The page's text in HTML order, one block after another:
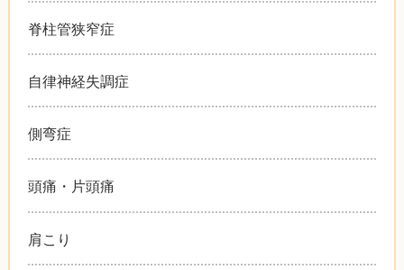
脊柱管狭窄症
自律神経失調症
側弯症
頭痛・片頭痛
肩こり